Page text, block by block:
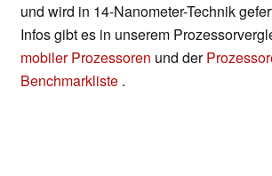
und wird in 14-Nanometer-Technik
Infos gibt es in unserem
mobiler Prozessoren und der
Benchmarkliste .